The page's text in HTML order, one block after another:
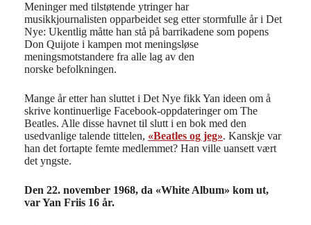
Meninger med tilstøtende ytringer har
musikkjournalisten opparbeidet seg etter stormfulle år i Det
Nye: Ukentlig måtte han stå på barrikadene som popens
Don Quijote i kampen mot meningsløse
meningsmotstandere fra alle lag av den
norske befolkningen.
Mange år etter han sluttet i Det Nye fikk Yan ideen om å
skrive kontinuerlige Facebook-oppdateringer om The
Beatles. Alle disse havnet til slutt i en bok med den
usedvanlige talende tittelen, «Beatles og jeg». Kanskje var
han det fortapte femte medlemmet? Han ville uansett vært
det yngste.
Den 22. november 1968, da «White Album» kom ut,
var Yan Friis 16 år.